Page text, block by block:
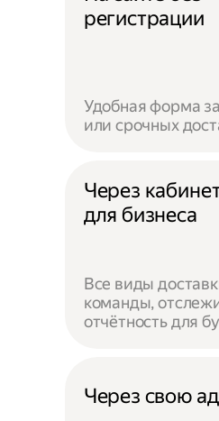
регистрации
Удобная форма
или срочных
Через
для бизнеса
Все виды
команды,
отчётность для
Через свою